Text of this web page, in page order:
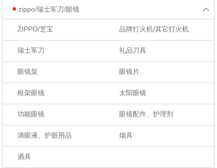
zippo/瑞士军刀/眼镜
ZIPPO/芝宝 品牌打火机/其它打火机
瑞士军刀 礼品刀具
眼镜架 眼镜片
框架眼镜 太阳眼镜
功能眼镜 眼镜配件、护理剂
滴眼液、护眼用品 烟具
酒具